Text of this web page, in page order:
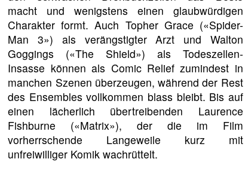
macht und wenigstens einen glaubwürdigen
Charakter formt. Auch Topher Grace («Spider-
Man 3») als verängstigter Arzt und Walton
Goggings («The Shield») als Todeszellen-
Insasse können als Comic Relief zumindest in
manchen Szenen überzeugen, während der Rest
des Ensembles vollkommen blass bleibt. Bis auf
einen lächerlich übertreibenden Laurence
Fishburne («Matrix»), der die im Film
vorherrschende Langeweile kurz mit
unfreiwilliger Komik wachrüttelt.